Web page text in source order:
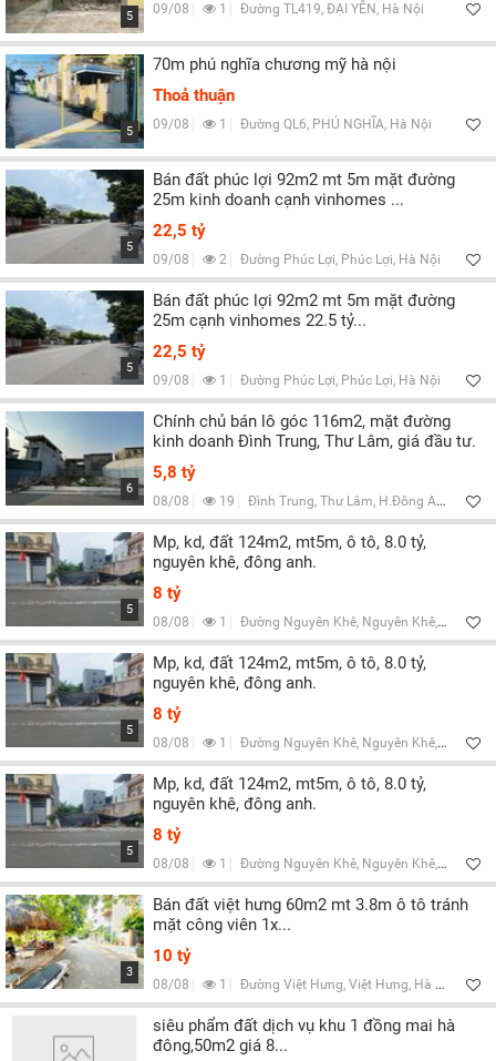
5 09/08 1 Đường TL419, ĐẠI YÊN, Hà Nội
5
70m phú nghĩa chương mỹ hà nội
Thoả thuận
09/08 1 Đường QL6, PHÚ NGHĨA, Hà Nội
5
Bán đất phúc lợi 92m2 mt 5m mặt đường
25m kinh doanh cạnh vinhomes ...
22,5 tỷ
09/08 2 Đường Phúc Lợi, Phúc Lợi, Hà Nội
5
Bán đất phúc lợi 92m2 mt 5m mặt đường
25m cạnh vinhomes 22.5 tỷ...
22,5 tỷ
09/08 1 Đường Phúc Lợi, Phúc Lợi, Hà Nội
6
Chính chủ bán lô góc 116m2, mặt đường
kinh doanh Đình Trung, Thư Lâm, giá đầu tư.
5,8 tỷ
08/08 19 Đình Trung, Thư Lâm, H.Đông Anh, Hà Nội
5
Mp, kd, đất 124m2, mt5m, ô tô, 8.0 tỷ,
nguyên khê, đông anh.
8 tỷ
08/08 1 Đường Nguyên Khê, Nguyên Khê, Hà Nội
5
Mp, kd, đất 124m2, mt5m, ô tô, 8.0 tỷ,
nguyên khê, đông anh.
8 tỷ
08/08 1 Đường Nguyên Khê, Nguyên Khê, Hà Nội
5
Mp, kd, đất 124m2, mt5m, ô tô, 8.0 tỷ,
nguyên khê, đông anh.
8 tỷ
08/08 1 Đường Nguyên Khê, Nguyên Khê, Hà Nội
3
Bán đất việt hưng 60m2 mt 3.8m ô tô tránh
mặt công viên 1x...
10 tỷ
08/08 1 Đường Việt Hưng, Việt Hưng, Hà Nội
siêu phẩm đất dịch vụ khu 1 đồng mai hà
đông,50m2 giá 8...